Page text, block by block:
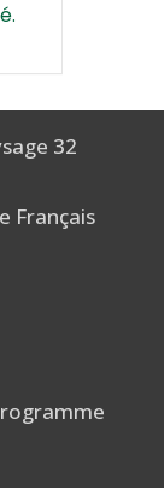
32
Français